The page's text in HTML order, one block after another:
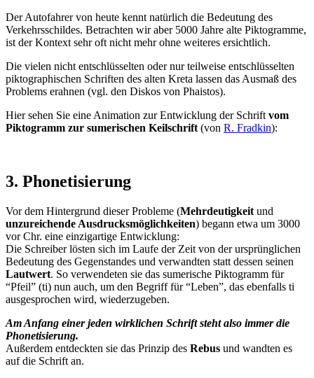
Der Autofahrer von heute kennt natürlich die Bedeutung des
Verkehrsschildes. Betrachten wir aber 5000 Jahre alte Piktogramme,
ist der Kontext sehr oft nicht mehr ohne weiteres ersichtlich.
Die vielen nicht entschlüsselten oder nur teilweise entschlüsselten
piktographischen Schriften des alten Kreta lassen das Ausmaß des
Problems erahnen (vgl. den Diskos von Phaistos).
Hier sehen Sie eine Animation zur Entwicklung der Schrift vom
Piktogramm zur sumerischen Keilschrift (von R. Fradkin):
3. Phonetisierung
Vor dem Hintergrund dieser Probleme (Mehrdeutigkeit und
unzureichende Ausdrucksmöglichkeiten) begann etwa um 3000
vor Chr. eine einzigartige Entwicklung:
Die Schreiber lösten sich im Laufe der Zeit von der ursprünglichen
Bedeutung des Gegenstandes und verwandten statt dessen seinen
Lautwert. So verwendeten sie das sumerische Piktogramm für
“Pfeil” (ti) nun auch, um den Begriff für “Leben”, das ebenfalls ti
ausgesprochen wird, wiederzugeben.
Am Anfang einer jeden wirklichen Schrift steht also immer die
Phonetisierung.
Außerdem entdeckten sie das Prinzip des Rebus und wandten es
auf die Schrift an.